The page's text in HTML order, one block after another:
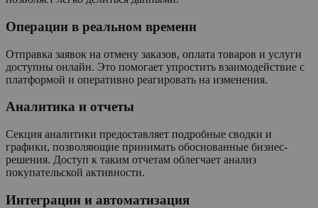
Операции в реальном времени
Отправка заявок на отмену заказов, оплата товаров и услуги
доступны онлайн. Это помогает упростить взаимодействие с
платформой и оперативно реагировать на изменения.
Аналитика и отчеты
Секция аналитики предоставляет подробные сводки и
графики, позволяющие принимать обоснованные бизнес-
решения. Доступ к таким отчетам облегчает анализ
покупательской активности.
Интеграции и автоматизация